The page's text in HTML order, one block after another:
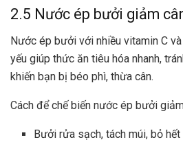
2.5 Nước ép bưởi giảm
Nước ép bưởi với nhiều vitamin C
yếu giúp thức ăn tiêu hóa nhanh,
khiến bạn bị béo phì, thừa cân.
Cách để chế biến nước ép bưởi
Bưởi rửa sạch, tách múi, bỏ